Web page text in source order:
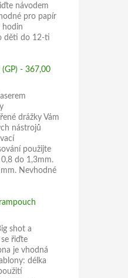
návodem
pro papír
hodin
děti do 12-ti
- 367,00
drážky Vám
nástrojů
použijte
do 1,3mm.
Nevhodné
shot a
řiďte
je vhodná
délka